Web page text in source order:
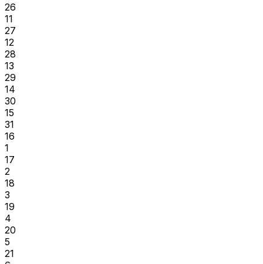
26
11
27
12
28
13
29
14
30
15
31
16
1
17
2
18
3
19
4
20
5
21